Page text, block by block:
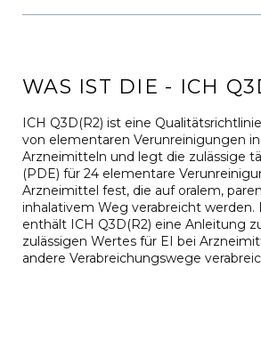
WAS IST DIE - ICH
ICH Q3D(R2) ist eine
von elementaren Verunreinigungen
Arzneimitteln und legt die zulässige
(PDE) für 24 elementare
Arzneimittel fest, die auf oralem,
inhalativem Weg verabreicht werden.
enthält ICH Q3D(R2) eine Anleitung
zulässigen Wertes für EI bei
andere Verabreichungswege